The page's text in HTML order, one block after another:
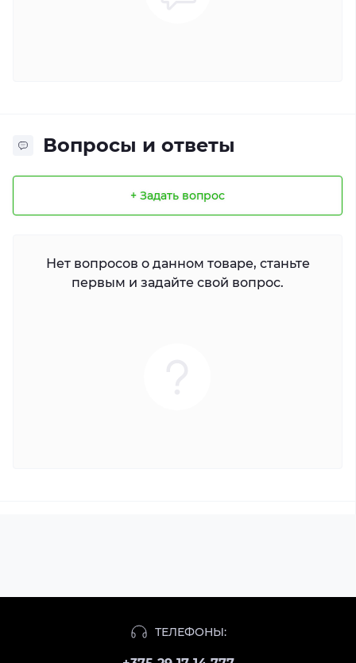
Вопросы и ответы
+ Задать вопрос
Нет вопросов о данном товаре, станьте
первым и задайте свой вопрос.
ТЕЛЕФОНЫ: